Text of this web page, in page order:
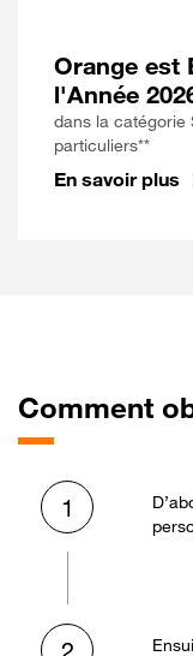
Orange est
l'Année
dans la catégorie
particuliers**
En savoir plus
Comment
1